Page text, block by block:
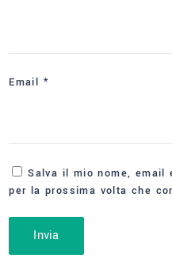
Email *
Salva il mio nome, email
per la prossima volta che